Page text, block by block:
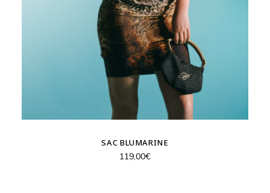
SAC BLUMARINE
119,00€